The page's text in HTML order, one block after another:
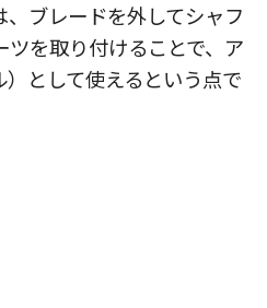
ブレードを外してシャフ
ツを取り付けることで、ア
として使えるという点で